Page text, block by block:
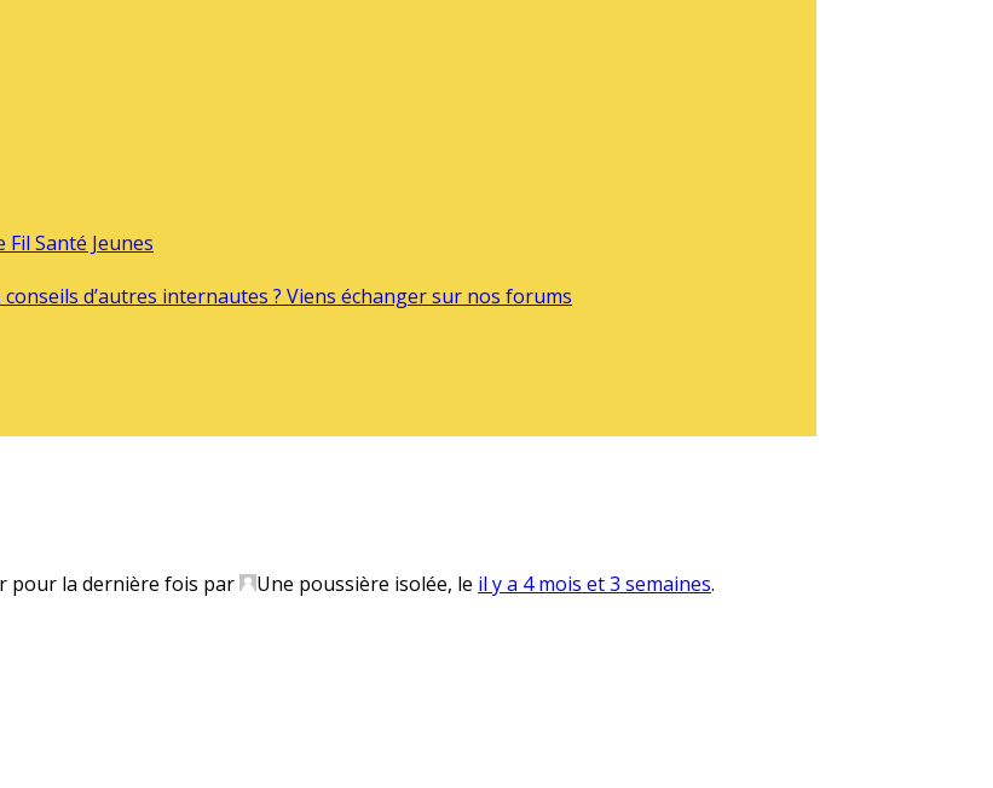
Santé Jeunes
d’autres internautes ? Viens échanger sur nos forums
pour la dernière fois par Une poussière isolée, le il y a 4 mois et 3 semaines.